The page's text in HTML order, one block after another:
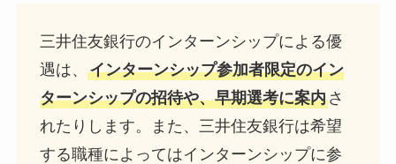
三井住友銀行のインターンシップによる優
遇は、 インターンシップ参加者限定のイン
ターンシップの招待や、早期選考に案内さ
れたりします。また、三井住友銀行は希望
する職種によってはインターンシップに参